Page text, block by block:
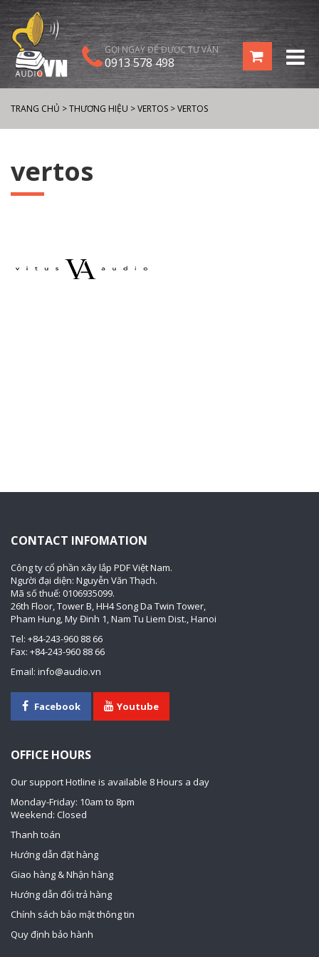
GỌI NGAY ĐỂ ĐƯỢC TƯ VẤN
0913 578 498
TRANG CHỦ >THƯƠNG HIỆU >VERTOS >VERTOS
vertos
CONTACT INFOMATION
Công ty cổ phần xây lắp PDF Việt Nam.
Người đại diện: Nguyễn Văn Thạch.
Mã số thuế: 0106935099.
26th Floor, Tower B, HH4 Song Da Twin Tower,
Pham Hung, My Đinh 1, Nam Tu Liem Dist., Hanoi
Tel: +84-243-960 88 66
Fax: +84-243-960 88 66
Email: info@audio.vn
Facebook Youtube
OFFICE HOURS
Our support Hotline is available 8 Hours a day
Monday-Friday: 10am to 8pm
Weekend: Closed
Thanh toán
Hướng dẫn đặt hàng
Giao hàng & Nhận hàng
Hướng dẫn đổi trả hàng
Chính sách bảo mật thông tin
Quy định bảo hành